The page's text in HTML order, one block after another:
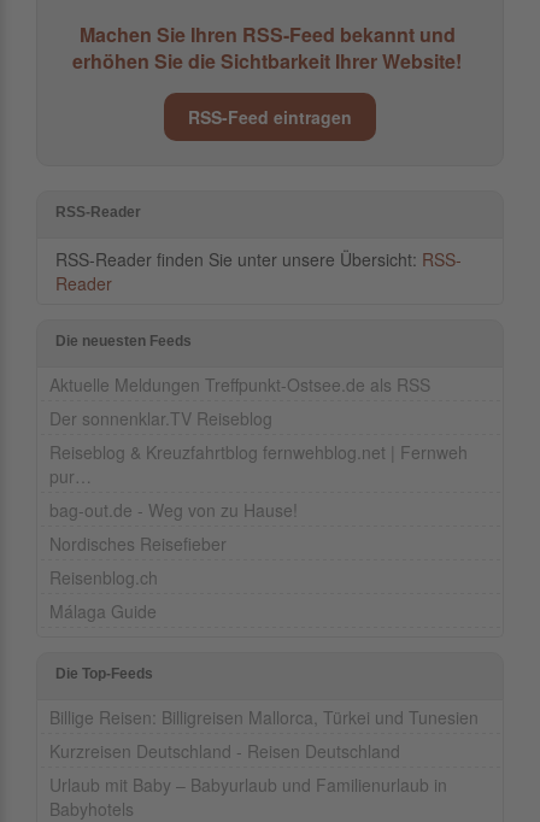
Machen Sie Ihren RSS-Feed bekannt und
erhöhen Sie die Sichtbarkeit Ihrer Website!
RSS-Feed eintragen
RSS-Reader
RSS-Reader finden Sie unter unsere Übersicht: RSS-
Reader
Die neuesten Feeds
Aktuelle Meldungen Treffpunkt-Ostsee.de als RSS
Der sonnenklar.TV Reiseblog
Reiseblog & Kreuzfahrtblog fernwehblog.net | Fernweh
pur…
bag-out.de - Weg von zu Hause!
Nordisches Reisefieber
Reisenblog.ch
Málaga Guide
Die Top-Feeds
Billige Reisen: Billigreisen Mallorca, Türkei und Tunesien
Kurzreisen Deutschland - Reisen Deutschland
Urlaub mit Baby – Babyurlaub und Familienurlaub in
Babyhotels